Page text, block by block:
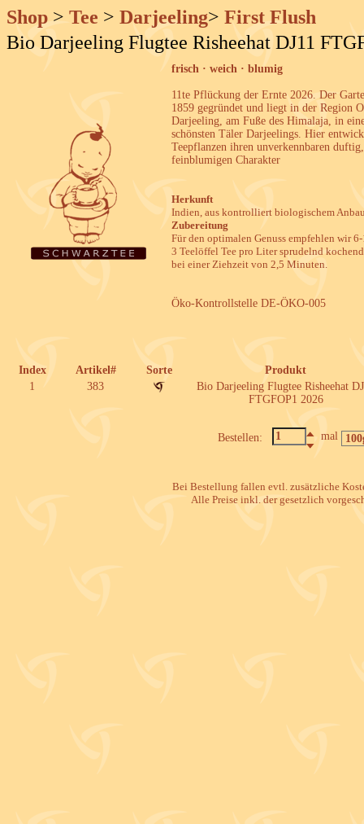
Shop > Tee > Darjeeling> First Flush
Bio Darjeeling Flugtee Risheehat DJ11
frisch · weich · blumig
11te Pflückung der Ernte 2026. Der
1859 gegründet und liegt in der Region
Darjeeling, am Fuße des Himalaja, in
schönsten Täler Darjeelings. Hier
Teepflanzen ihren unverkennbaren duftig,
feinblumigen Charakter
Herkunft
Indien, aus kontrolliert biologischem
Zubereitung
Für den optimalen Genuss empfehlen wir
3 Teelöffel Tee pro Liter sprudelnd
bei einer Ziehzeit von 2,5 Minuten.
Öko-Kontrollstelle DE-ÖKO-005
Index Artikel# Sorte
Produkt
1
383
Bio Darjeeling Flugtee Risheehat
FTGFOP1 2026
Bestellen: mal
Bei Bestellung fallen evtl. zusätzliche
Alle Preise inkl. der gesetzlich